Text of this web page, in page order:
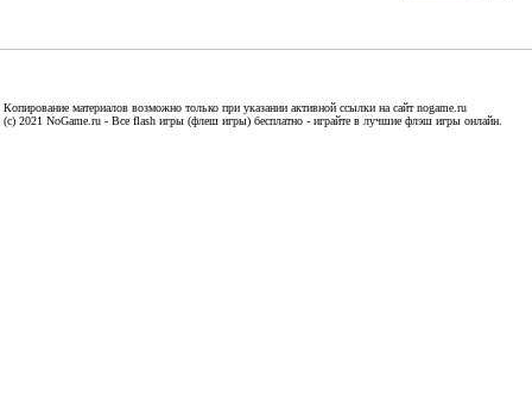
Копирование материалов возможно только при указании активной ссылки на сайт nogame.ru
(c) 2021 NoGame.ru - Все flash игры (флеш игры) бесплатно - играйте в лучшие флэш игры онлайн.